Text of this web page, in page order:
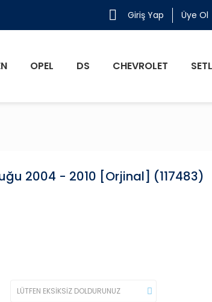
Giriş Yap Üye Ol
OPEL DS CHEVROLET
2004 - 2010 [Orjinal] (117483)